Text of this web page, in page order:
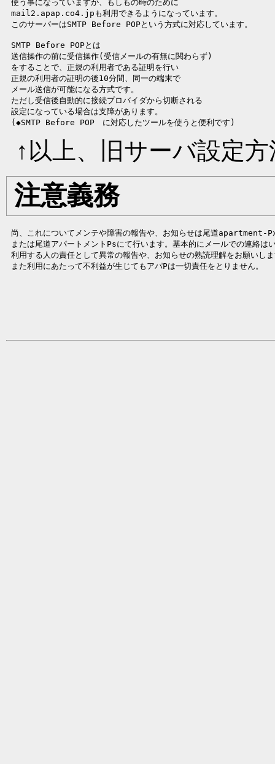
使う事になっていますが、もしもの時のために
mail2.apap.co4.jpも利用できるようになっています。
SMTP Before POPとは
送信操作の前に受信操作(受信メールの有無に関わらず)
をすることで、正規の利用者である証明を行い
正規の利用者の証明の後10分間、同一の端末で
メール送信が可能になる方式です。
ただし受信後自動的に接続プロバイダから切断される
設定になっている場合は支障があります。
↑以上、旧サーバ設定
注意義務
尚、これについてメンテや障害の報告や、お知らせは尾道apartment-
または尾道アパートメントPsにて行います。基本的にメールでの連絡は
利用する人の責任として異常の報告や、お知らせの熟読理解をお願いし